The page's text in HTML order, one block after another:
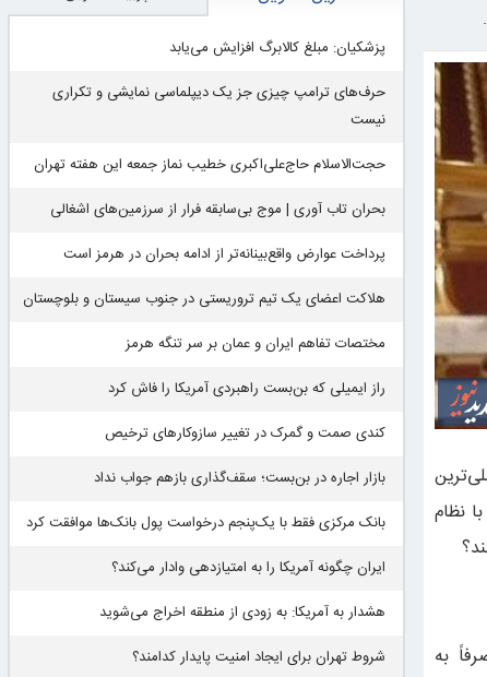
نظام
به
پزشکیان: مبلغ کالابرگ افزایش می‌یابد
حرف‌های ترامپ چیزی جز یک دیپلماسی نمایشی و تکراری
نیست
حجت‌الاسلام حاج‌علی‌اکبری خطیب نماز جمعه این هفته تهران
بحران تاب آوری | موج بی‌سابقه فرار از سرزمین‌های اشغالی
پرداخت عوارض واقع‌بینانه‌تر از ادامه بحران در هرمز است
هلاکت اعضای یک تیم تروریستی در جنوب سیستان و بلوچستان
مختصات تفاهم ایران و عمان بر سر تنگه هرمز
راز ایمیلی که بن‌بست راهبردی آمریکا را فاش کرد
کندی صمت و گمرک در تغییر سازوکارهای ترخیص
بازار اجاره در بن‌بست؛ سقف‌گذاری بازهم جواب نداد
بانک مرکزی فقط با یک‌‎پنجم درخواست پول بانک‌ها موافقت کرد
ایران چگونه آمریکا را به امتیازدهی وادار می‌کند؟
هشدار به آمریکا: به زودی از منطقه اخراج می‌شوید
شروط تهران برای ایجاد امنیت پایدار کدامند؟